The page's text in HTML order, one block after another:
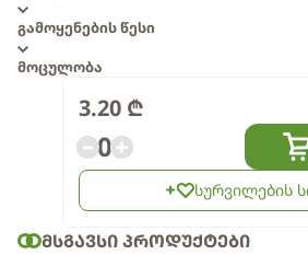
გამოყენების წესი
მოცულობა
3.20 ₾
0
სურვილების
ᲛᲡᲒᲐᲕᲡᲘ ᲞᲠᲝᲓᲣᲥᲢᲔᲑᲘ